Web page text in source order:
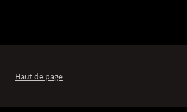
Haut de page